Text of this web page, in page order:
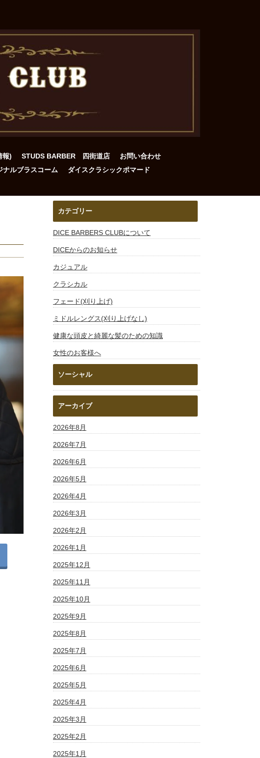
報) STUDS BARBER 四街道店
お問い合わせ
ナルブラスコーム
ダイスクラシックポマード
カテゴリー
DICE BARBERS CLUBについて
DICEからのお知らせ
カジュアル
クラシカル
フェード(刈り上げ)
ミドルレングス(刈り上げなし)
健康な頭皮と綺麗な髪のための知識
女性のお客様へ
ソーシャル
アーカイブ
2026年8月
2026年7月
2026年6月
2026年5月
2026年4月
2026年3月
2026年2月
2026年1月
2025年12月
2025年11月
2025年10月
2025年9月
2025年8月
2025年7月
2025年6月
2025年5月
2025年4月
2025年3月
2025年2月
2025年1月